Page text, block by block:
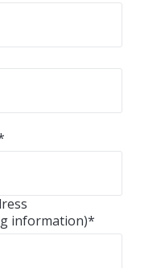
information)*